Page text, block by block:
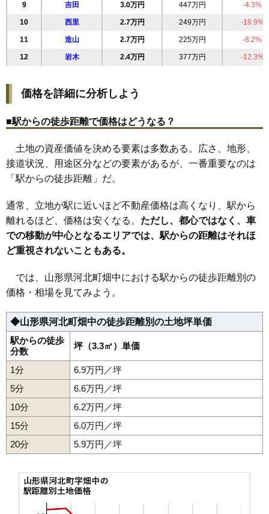
9 吉田 3.0万円 447万円 -4.3%
10 西里 2.7万円 249万円 -18.9%
11 造山 2.7万円 225万円 -8.2%
12 岩木 2.4万円 377万円 -12.3%
価格を詳細に分析しよう
■駅からの徒歩距離で価格はどうなる？
土地の資産価値を決める要素は多数ある。広さ、地形、
接道状況、用途区分などの要素があるが、一番重要なのは
「駅からの徒歩距離」だ。
通常、立地が駅に近いほど不動産価格は高くなり、駅から
離れるほど、価格は安くなる。 ただし、都心ではなく、車
での移動が中心となるエリアでは、駅からの距離はそれほ
ど重視されないこともある。
では、山形県河北町畑中における駅からの徒歩距離別の
価格・相場を見てみよう。
◆山形県河北町畑中の徒歩距離別の土地坪単価
駅からの徒歩
分数
坪（3.3㎡）単価
1分
6.9万円／坪
5分
6.6万円／坪
10分
6.2万円／坪
15分
6.0万円／坪
20分
5.9万円／坪